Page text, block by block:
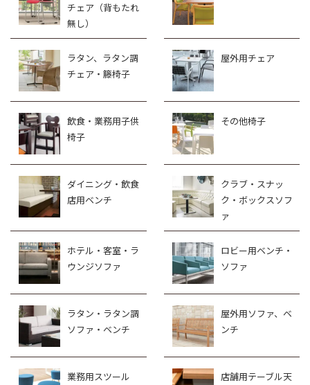
チェア（背もたれ
無し）
ラタン、ラタン調
チェア・籐椅子
屋外用チェア
飲食・業務用子供
椅子
その他椅子
ダイニング・飲食
店用ベンチ
クラブ・スナッ
ク・ボックスソフ
ァ
ホテル・客室・ラ
ウンジソファ
ロビー用ベンチ・
ソファ
ラタン・ラタン調
ソファ・ベンチ
屋外用ソファ、ベ
ンチ
業務用スツール
店舗用テーブル天